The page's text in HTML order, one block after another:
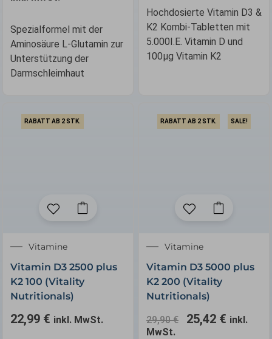
Spezialformel mit der
Aminosäure L-Glutamin zur
Unterstützung der
Darmschleimhaut
Hochdosierte Vitamin D3 &
K2 Kombi-Tabletten mit
5.000I.E. Vitamin D und
100µg Vitamin K2
RABATT AB 2 STK.
Vitamine
Vitamin D3 2500 plus
K2 100 (Vitality
Nutritionals)
22,99 € inkl. MwSt.
RABATT AB 2 STK. SALE!
Vitamine
Vitamin D3 5000 plus
K2 200 (Vitality
Nutritionals)
29,90€
Ursprünglicher
Preis
war:
29,90 €
25,42 €
Preis
ist:
inkl.
MwSt.